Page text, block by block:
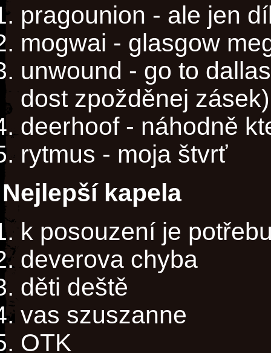
pragounion - ale jen
mogwai - glasgow
unwound - go to
dost zpožděnej zásek)
deerhoof - náhodně
rytmus - moja štvrť
Nejlepší kapela
k posouzení je
deverova chyba
děti deště
vas szuszanne
OTK